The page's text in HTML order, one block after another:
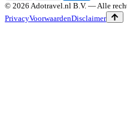
© 2026 Adotravel.nl B.V. — Alle
PrivacyVoorwaardenDisclaimer